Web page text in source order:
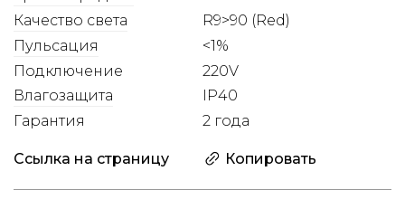
Пульсация
<1%
Подключение
220V
Качество света
R9>90 (Red)
Влагозащита IP40
Гарантия 2 года
Ссылка на страницу Копировать